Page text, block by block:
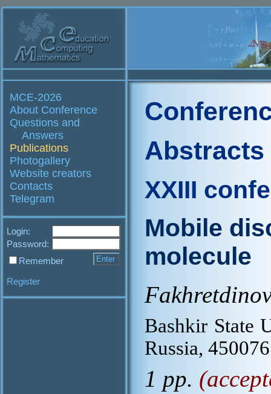
MCE-2026
About Conference
Questions and
Answers
Publications
Photogallery
Website creators
Contacts
Telegram
Login:
Password:
Remember
Register
Abstracts
XXIII
Mobile
molecule
Bashkir State
Russia, 450076
1 pp.